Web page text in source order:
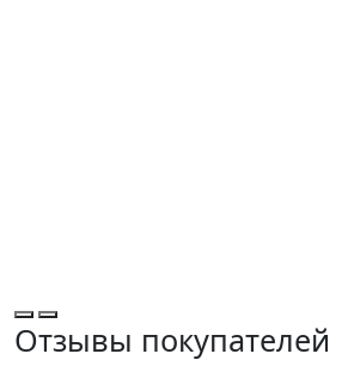
Отзывы покупателей